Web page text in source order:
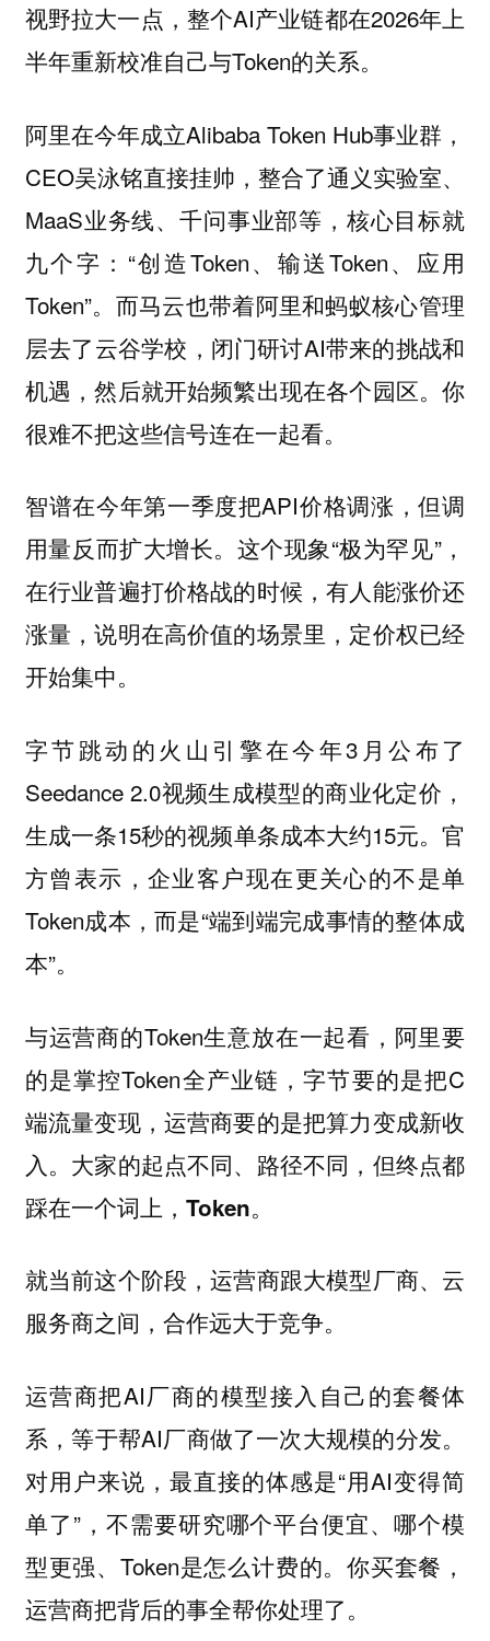
视野拉大一点，整个AI产业链都在2026年上
半年重新校准自己与Token的关系。
阿里在今年成立Alibaba Token Hub事业群，
CEO吴泳铭直接挂帅，整合了通义实验室、
MaaS业务线、千问事业部等，核心目标就
九个字：“创造Token、输送Token、应用
Token”。而马云也带着阿里和蚂蚁核心管理
层去了云谷学校，闭门研讨AI带来的挑战和
机遇，然后就开始频繁出现在各个园区。你
很难不把这些信号连在一起看。
智谱在今年第一季度把API价格调涨，但调
用量反而扩大增长。这个现象“极为罕见”，
在行业普遍打价格战的时候，有人能涨价还
涨量，说明在高价值的场景里，定价权已经
开始集中。
字节跳动的火山引擎在今年3月公布了
Seedance 2.0视频生成模型的商业化定价，
生成一条15秒的视频单条成本大约15元。官
方曾表示，企业客户现在更关心的不是单
Token成本，而是“端到端完成事情的整体成
本”。
与运营商的Token生意放在一起看，阿里要
的是掌控Token全产业链，字节要的是把C
端流量变现，运营商要的是把算力变成新收
入。大家的起点不同、路径不同，但终点都
踩在一个词上， Token。
就当前这个阶段，运营商跟大模型厂商、云
服务商之间，合作远大于竞争。
运营商把AI厂商的模型接入自己的套餐体
系，等于帮AI厂商做了一次大规模的分发。
对用户来说，最直接的体感是“用AI变得简
单了”，不需要研究哪个平台便宜、哪个模
型更强、Token是怎么计费的。你买套餐，
运营商把背后的事全帮你处理了。